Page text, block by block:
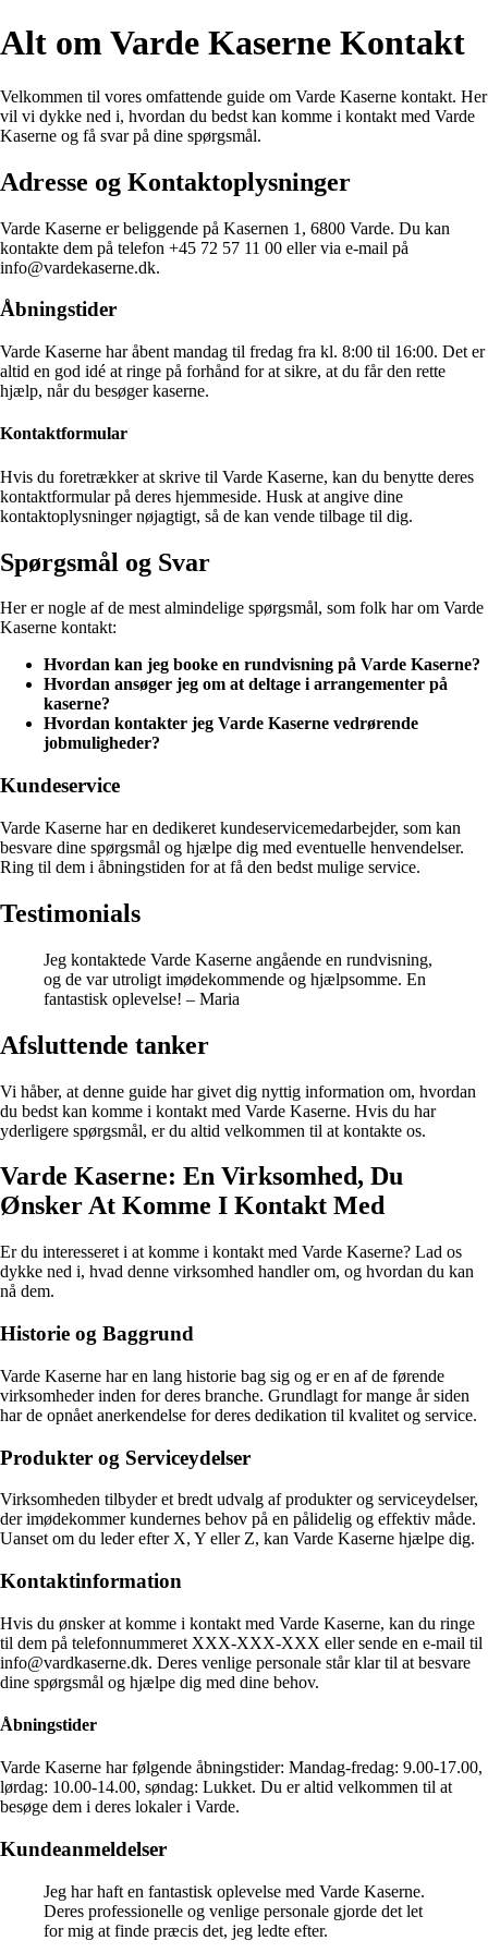
Alt om Varde Kaserne Kontakt
Velkommen til vores omfattende guide om Varde Kaserne kontakt. Her
vil vi dykke ned i, hvordan du bedst kan komme i kontakt med Varde
Kaserne og få svar på dine spørgsmål.
Adresse og Kontaktoplysninger
Varde Kaserne er beliggende på Kasernen 1, 6800 Varde. Du kan
kontakte dem på telefon +45 72 57 11 00 eller via e-mail på
info@vardekaserne.dk.
Åbningstider
Varde Kaserne har åbent mandag til fredag fra kl. 8:00 til 16:00. Det er
altid en god idé at ringe på forhånd for at sikre, at du får den rette
hjælp, når du besøger kaserne.
Kontaktformular
Hvis du foretrækker at skrive til Varde Kaserne, kan du benytte deres
kontaktformular på deres hjemmeside. Husk at angive dine
kontaktoplysninger nøjagtigt, så de kan vende tilbage til dig.
Spørgsmål og Svar
Her er nogle af de mest almindelige spørgsmål, som folk har om Varde
Kaserne kontakt:
Hvordan kan jeg booke en rundvisning på Varde Kaserne?
Hvordan ansøger jeg om at deltage i arrangementer på
kaserne?
Hvordan kontakter jeg Varde Kaserne vedrørende
jobmuligheder?
Kundeservice
Varde Kaserne har en dedikeret kundeservicemedarbejder, som kan
besvare dine spørgsmål og hjælpe dig med eventuelle henvendelser.
Ring til dem i åbningstiden for at få den bedst mulige service.
Testimonials
Jeg kontaktede Varde Kaserne angående en rundvisning,
og de var utroligt imødekommende og hjælpsomme. En
fantastisk oplevelse! – Maria
Afsluttende tanker
Vi håber, at denne guide har givet dig nyttig information om, hvordan
du bedst kan komme i kontakt med Varde Kaserne. Hvis du har
yderligere spørgsmål, er du altid velkommen til at kontakte os.
Varde Kaserne: En Virksomhed, Du
Ønsker At Komme I Kontakt Med
Er du interesseret i at komme i kontakt med Varde Kaserne? Lad os
dykke ned i, hvad denne virksomhed handler om, og hvordan du kan
nå dem.
Historie og Baggrund
Varde Kaserne har en lang historie bag sig og er en af de førende
virksomheder inden for deres branche. Grundlagt for mange år siden
har de opnået anerkendelse for deres dedikation til kvalitet og service.
Produkter og Serviceydelser
Virksomheden tilbyder et bredt udvalg af produkter og serviceydelser,
der imødekommer kundernes behov på en pålidelig og effektiv måde.
Uanset om du leder efter X, Y eller Z, kan Varde Kaserne hjælpe dig.
Kontaktinformation
Hvis du ønsker at komme i kontakt med Varde Kaserne, kan du ringe
til dem på telefonnummeret XXX-XXX-XXX eller sende en e-mail til
info@vardkaserne.dk. Deres venlige personale står klar til at besvare
dine spørgsmål og hjælpe dig med dine behov.
Åbningstider
Varde Kaserne har følgende åbningstider: Mandag-fredag: 9.00-17.00,
lørdag: 10.00-14.00, søndag: Lukket. Du er altid velkommen til at
besøge dem i deres lokaler i Varde.
Kundeanmeldelser
Jeg har haft en fantastisk oplevelse med Varde Kaserne.
Deres professionelle og venlige personale gjorde det let
for mig at finde præcis det, jeg ledte efter.